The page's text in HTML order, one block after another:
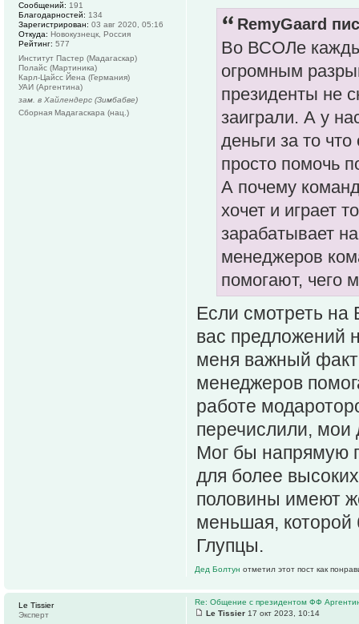
RemyGaard
Во ВСОЛе
огромным
президенты не
заиграли. А у
деньги за то
просто помочь
А почему
хочет и играет
зарабатывает
менеджеров
помогают, чего
Если смотреть
вас предложений
меня важный
менеджеров
работе
перечислили, мои
Мог бы напрямую
для более
половины имеют
меньшая, которой
Глупцы.
Дед Болтун отметил этот пост как
Сообщений: 191
Благодарностей: 134
Зарегистрирован: 03 авг 2020, 05:16
Откуда: Новокузнецк, Россия
Рейтинг: 577
Институт Пастер (Мадагаскар)
Полайс (Мартиника)
Карл-Цайсс Йена (Германия)
УАИ (Аргентина)
зам. в Хайлендерс (Зимбабве)
Сборная Мадагаскара (нац.)
Re: Общение с президентом ФФ
Le Tissier 17 окт 2023, 10:14
Le Tissier
Эксперт